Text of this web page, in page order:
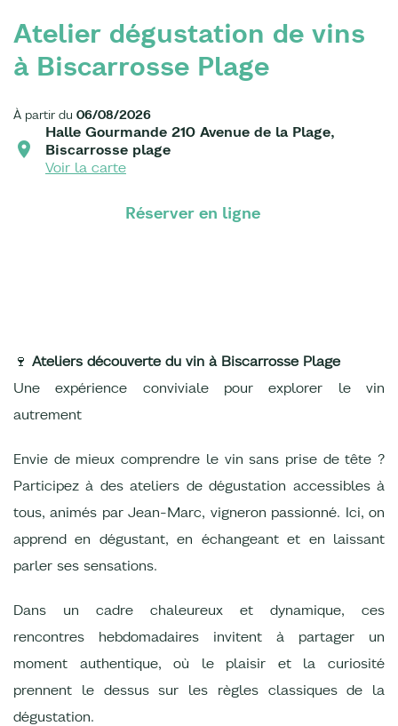
Atelier dégustation de vins
à Biscarrosse Plage
À partir du 06/08/2026
Halle Gourmande 210 Avenue de la Plage,
Biscarrosse plage
Voir la carte
Réserver en ligne
🍷 Ateliers découverte du vin à Biscarrosse Plage
Une expérience conviviale pour explorer le vin
autrement
Envie de mieux comprendre le vin sans prise de tête ?
Participez à des ateliers de dégustation accessibles à
tous, animés par Jean-Marc, vigneron passionné. Ici, on
apprend en dégustant, en échangeant et en laissant
parler ses sensations.
Dans un cadre chaleureux et dynamique, ces
rencontres hebdomadaires invitent à partager un
moment authentique, où le plaisir et la curiosité
prennent le dessus sur les règles classiques de la
dégustation.